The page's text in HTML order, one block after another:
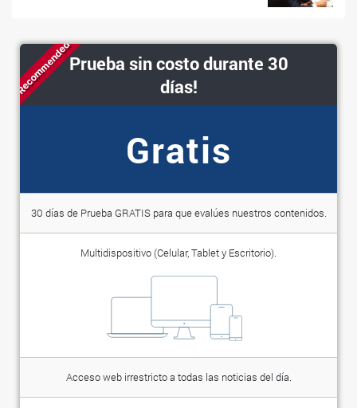
RecommendedPrueba sin costo durante 30
días!
Gratis
30 días de Prueba GRATIS para que evalúes nuestros contenidos.
Multidispositivo (Celular, Tablet y Escritorio).
Acceso web irrestricto a todas las noticias del día.